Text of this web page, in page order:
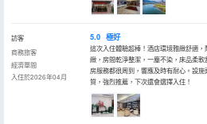
訪客
商務旅客
經濟單間
入住於2026年04月
5.0 極好
這次入住體驗超棒！酒店環境雅緻舒適
緻，房間乾淨整潔，一塵不染，床品柔
房服務都很周到，響應及時有耐心。設
質，強烈推薦，下次還會選擇入住！